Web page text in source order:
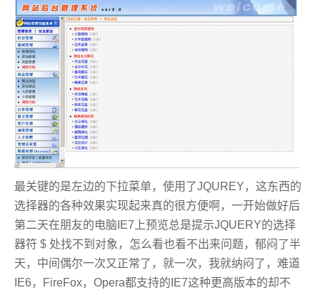
最关键的是左边的下拉菜单，使用了JQUREY，这东西的
选择器的各种效果实现起来真的很方便啊，一开始做好后
第二天在朋友的电脑IE7上预览总是提示JQUERY的选择
器符 $ 处找不到对象，怎么看也看不出来问题，郁闷了半
天，中间偶尔一次又正常了，就一次，我就纳闷了，难道
IE6，FireFox，Opera都支持的IE7这种更高版本的却不